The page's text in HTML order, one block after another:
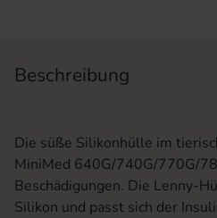
Beschreibung
Die süße Silikonhülle im
MiniMed 640G/740G/770G/
Beschädigungen. Die Lenny-
Silikon und passt sich der